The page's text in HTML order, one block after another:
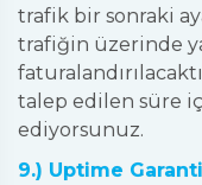
trafik bir sonraki
trafiğin üzerinde
talep edilen süre
ediyorsunuz.
9.) Uptime